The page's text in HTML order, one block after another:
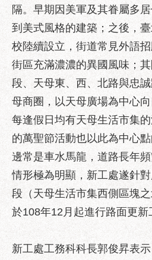
影
音
專
區
性
別
主
流
化
性
騷
擾
防
治
政
隔。早期因美軍及其眷屬多
到美式風格的建築；之後，
校陸續設立，街道常見外語
街區充滿濃濃的異國風味；
段、天母東、西、北路與忠
母商圈，以天母廣場為中心
每逢假日均有天母生活市集
的萬聖節活動也以此為中心
邊常是車水馬龍，道路長年
情形極為明顯，新工處遂針
段（天母生活市集西側區塊
於108年12月起進行路面更新
新工處工務科科長郭俊昇表